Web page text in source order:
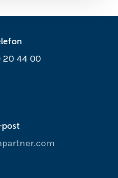
20 44 00
post